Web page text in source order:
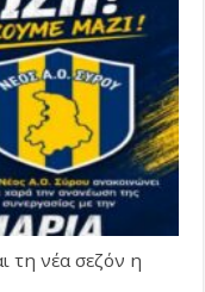
τη νέα σεζόν η